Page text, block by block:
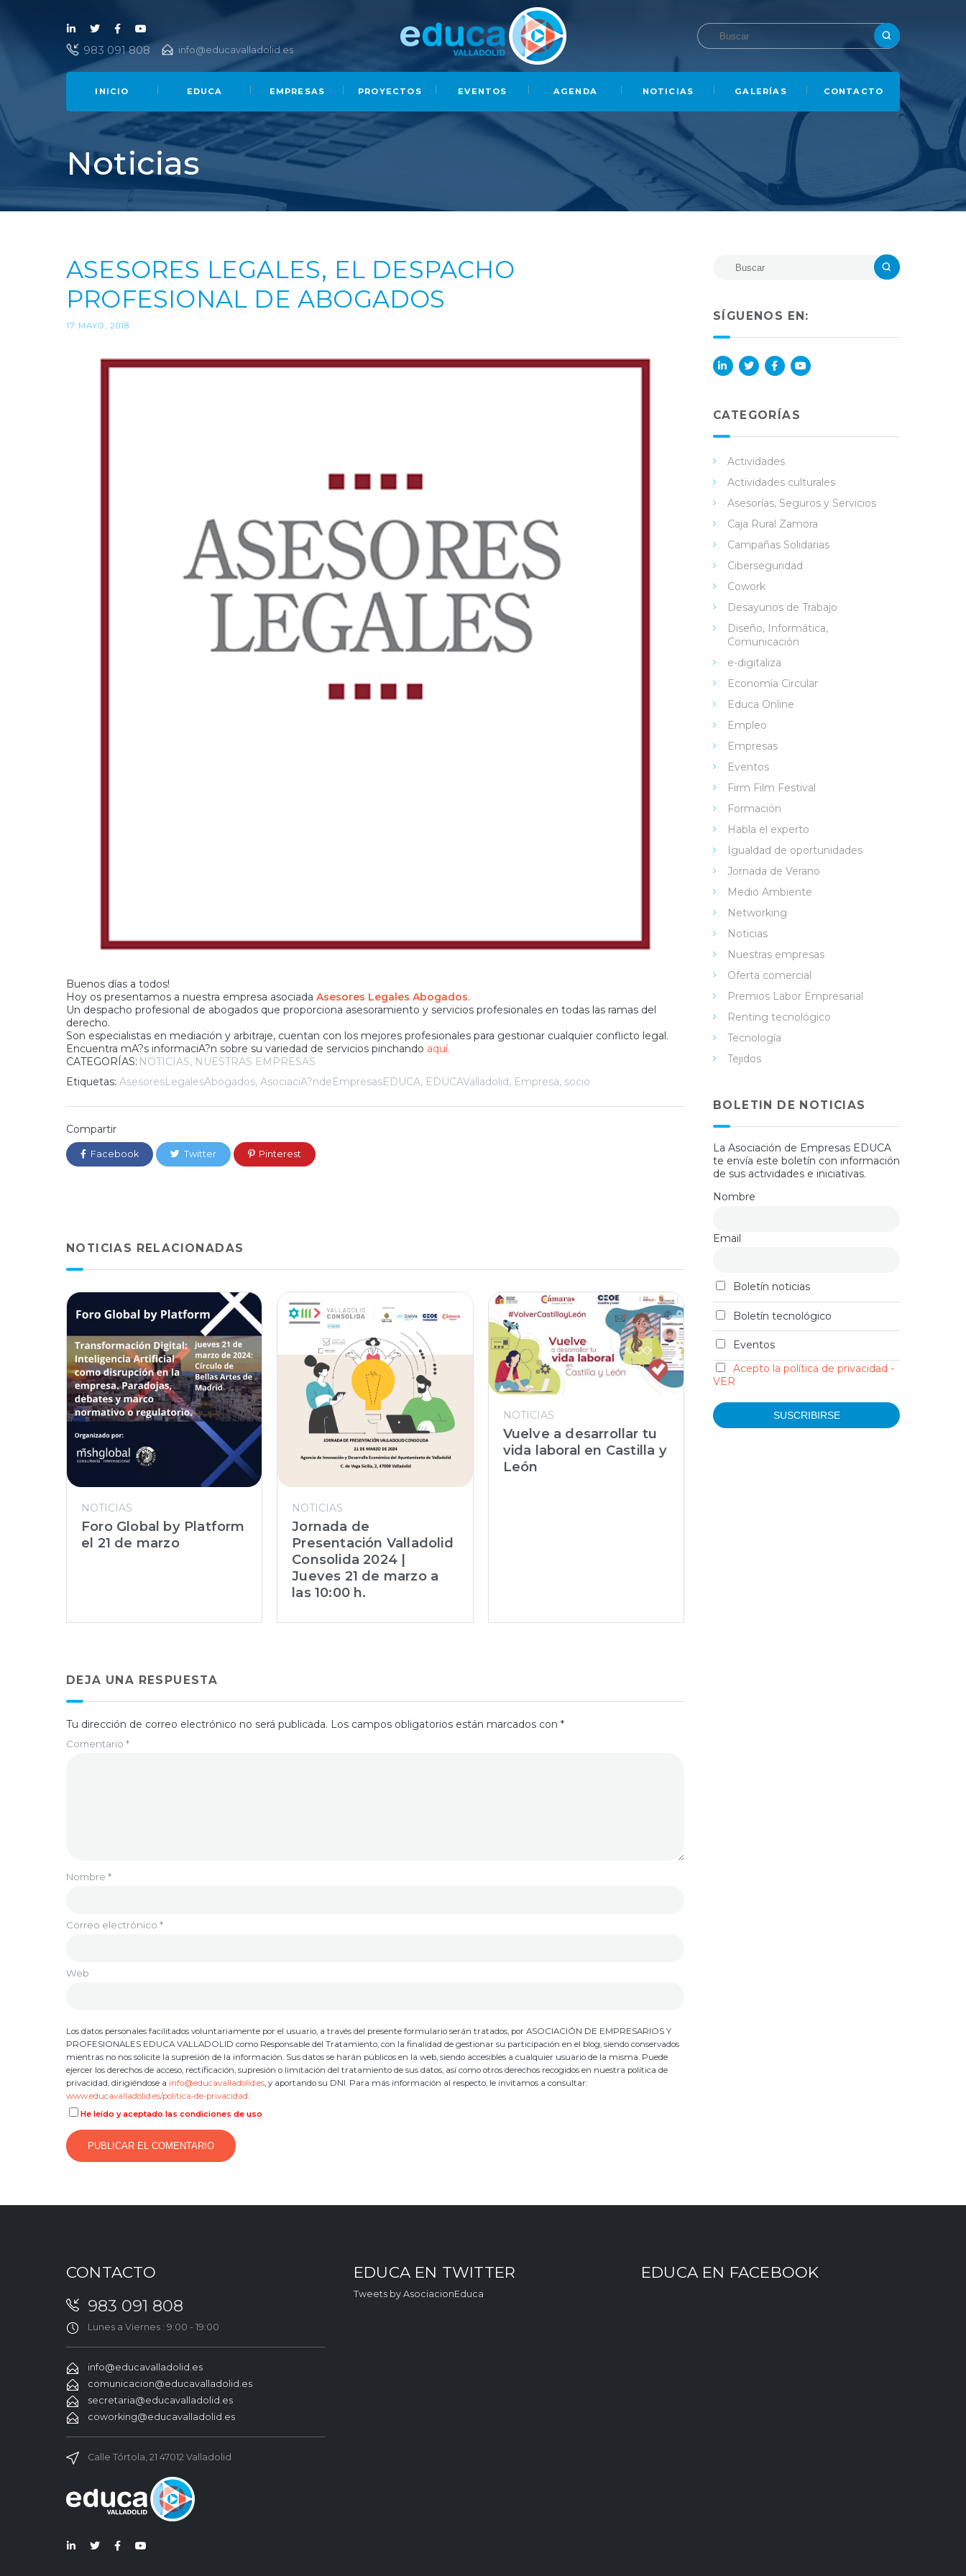
Lin
ked
in
Twi
tter
Fac
ebo
ok
You
e
983 091 808 info@educavalladolid.es
INICIO EDUCA EMPRESAS PROYECTOS EVENTOS AGENDA NOTICIAS GALERÍAS CONTACTO
Noticias
ASESORES LEGALES, EL DESPACHO
PROFESIONAL DE ABOGADOS
17 MAYO, 2018
Buenos días a todos!
Hoy os presentamos a nuestra empresa asociada Asesores Legales Abogados.
Un despacho profesional de abogados que proporciona asesoramiento y servicios profesionales en todas las ramas del
derecho.
Son especialistas en mediación y arbitraje, cuentan con los mejores profesionales para gestionar cualquier conflicto legal.
Encuentra mA?s informaciA?n sobre su variedad de servicios pinchando aquí.
CATEGORÍAS: NOTICIAS NUESTRAS EMPRESAS
Etiquetas: AsesoresLegalesAbogados, AsociaciA?ndeEmpresasEDUCA, EDUCAValladolid, Empresa, socio
Compartir
Facebook Twitter Pinterest
NOTICIAS RELACIONADAS
NOTICIAS
Foro Global by Platform
el 21 de marzo
NOTICIAS
Jornada de
Presentación Valladolid
Consolida 2024 |
Jueves 21 de marzo a
las 10:00 h.
NOTICIAS
Vuelve a desarrollar tu
vida laboral en Castilla y
León
DEJA UNA RESPUESTA
Tu dirección de correo electrónico no será publicada. Los campos obligatorios están marcados con *
Comentario *
Nombre *
Correo electrónico *
Web
Los datos personales facilitados voluntariamente por el usuario, a través del presente formulario serán tratados, por ASOCIACIÓN DE EMPRESARIOS Y
PROFESIONALES EDUCA VALLADOLID como Responsable del Tratamiento, con la finalidad de gestionar su participación en el blog, siendo conservados
mientras no nos solicite la supresión de la información. Sus datos se harán públicos en la web, siendo accesibles a cualquier usuario de la misma. Puede
ejercer los derechos de acceso, rectificación, supresión o limitación del tratamiento de sus datos, así como otros derechos recogidos en nuestra política de
privacidad, dirigiéndose a info@educavalladolid.es, y aportando su DNI. Para más información al respecto, le invitamos a consultar:
www.educavalladolid.es/politica-de-privacidad.
He leído y aceptado las condiciones de uso
SÍGUENOS EN:
in
ok
e
CATEGORÍAS
Actividades
Actividades culturales
Asesorías, Seguros y Servicios
Caja Rural Zamora
Campañas Solidarias
Ciberseguridad
Cowork
Desayunos de Trabajo
Diseño, Informática,
Comunicación
e-digitaliza
Economía Circular
Educa Online
Empleo
Empresas
Eventos
Firm Film Festival
Formación
Habla el experto
Igualdad de oportunidades
Jornada de Verano
Medio Ambiente
Networking
Noticias
Nuestras empresas
Oferta comercial
Premios Labor Empresarial
Renting tecnológico
Tecnología
Tejidos
BOLETIN DE NOTICIAS
La Asociación de Empresas EDUCA
te envía este boletín con información
de sus actividades e iniciativas.
Nombre
Email
Boletín noticias
Boletín tecnológico
Eventos
Acepto la política de privacidad -
VER
CONTACTO
983 091 808
Lunes a Viernes : 9:00 - 19:00
info@educavalladolid.es
comunicacion@educavalladolid.es
secretaria@educavalladolid.es
coworking@educavalladolid.es
Calle Tórtola, 21 47012 Valladolid
EDUCA EN TWITTER
Tweets by AsociacionEduca
EDUCA EN FACEBOOK